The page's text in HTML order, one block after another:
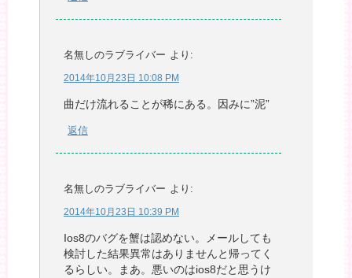
名無しのラブライバー より:
2014年10月23日 10:08 PM
曲だけ流れることが稀にある。因みに”泥”
返信
名無しのラブライバー より:
2014年10月23日 10:39 PM
Ios8のバグを蟹は認めない。メールしても
検討した結果異常はありませんと帰ってく
るらしい。まあ。悪いのはios8だと思うけ